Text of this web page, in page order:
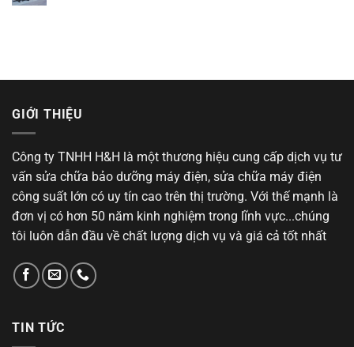
GIỚI THIỆU
Công ty TNHH H&H là một thương hiệu cung cấp dịch vụ tư
vấn sửa chữa bảo dưỡng máy điện, sửa chữa máy điện
công suất lớn có uy tín cao trên thị trường. Với thế mạnh là
đơn vị có hơn 50 năm kinh nghiệm trong lĩnh vực...chúng
tôi luôn dẫn đầu về chất lượng dịch vụ và giá cả tốt nhất
TIN TỨC